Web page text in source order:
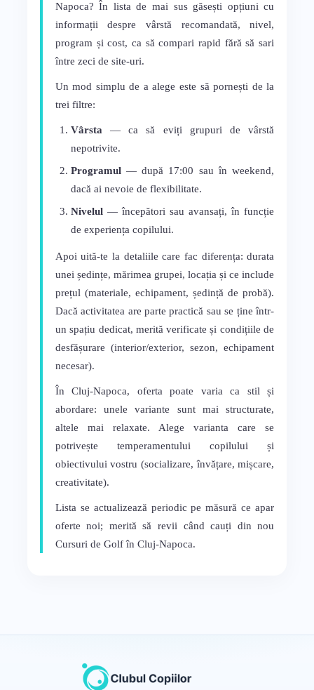
Napoca? În lista de mai sus găsești opțiuni cu
informații despre vârstă recomandată, nivel,
program și cost, ca să compari rapid fără să sari
între zeci de site-uri.
Un mod simplu de a alege este să pornești de la
trei filtre:
Vârsta— ca să eviți grupuri de vârstă
nepotrivite.
Programul— după 17:00 sau în weekend,
dacă ai nevoie de flexibilitate.
Nivelul— începători sau avansați, în funcție
de experiența copilului.
Apoi uită-te la detaliile care fac diferența: durata
unei ședințe, mărimea grupei, locația și ce include
prețul (materiale, echipament, ședință de probă).
Dacă activitatea are parte practică sau se ține într-
un spațiu dedicat, merită verificate și condițiile de
desfășurare (interior/exterior, sezon, echipament
necesar).
În Cluj-Napoca, oferta poate varia ca stil și
abordare: unele variante sunt mai structurate,
altele mai relaxate. Alege varianta care se
potrivește temperamentului copilului și
obiectivului vostru (socializare, învățare, mișcare,
creativitate).
Lista se actualizează periodic pe măsură ce apar
oferte noi; merită să revii când cauți din nou
Cursuri de Golf în Cluj-Napoca.